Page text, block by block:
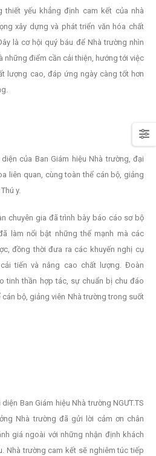
yếu khẳng định cam kết của nhà
xây dựng và phát triển văn hóa chất
là cơ hội quý báu để Nhà trường nhìn
những điểm cần cải thiện, hướng tới việc
lượng cao, đáp ứng ngày càng tốt hơn
của Ban Giám hiệu Nhà trường, đại
liên quan, cùng toàn thể cán bộ, giảng
y.
chuyên gia đã trình bày báo cáo sơ bộ
làm nổi bật những thế mạnh mà các
đồng thời đưa ra các khuyến nghị cụ
tiến và nâng cao chất lượng. Đoàn
tinh thần hợp tác, sự chuẩn bị chu đáo
bộ, giảng viên Nhà trường trong suốt
Ban Giám hiệu Nhà trường NGƯT.TS
Nhà trường đã gửi lời cảm ơn chân
giá ngoài với những nhận định khách
Nhà trường cam kết sẽ nghiêm túc tiếp